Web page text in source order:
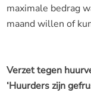
maximale bedrag
maand willen of
Verzet tegen
‘Huurders zijn